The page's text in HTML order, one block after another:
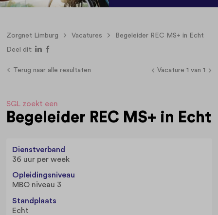
Zorgnet Limburg Vacatures Begeleider REC MS+ in Echt
Deel dit:
Terug naar alle resultaten Vacature 1 van 1
SGL zoekt een
Begeleider REC MS+ in Echt
Dienstverband
36 uur per week
Opleidingsniveau
MBO niveau 3
Standplaats
Echt